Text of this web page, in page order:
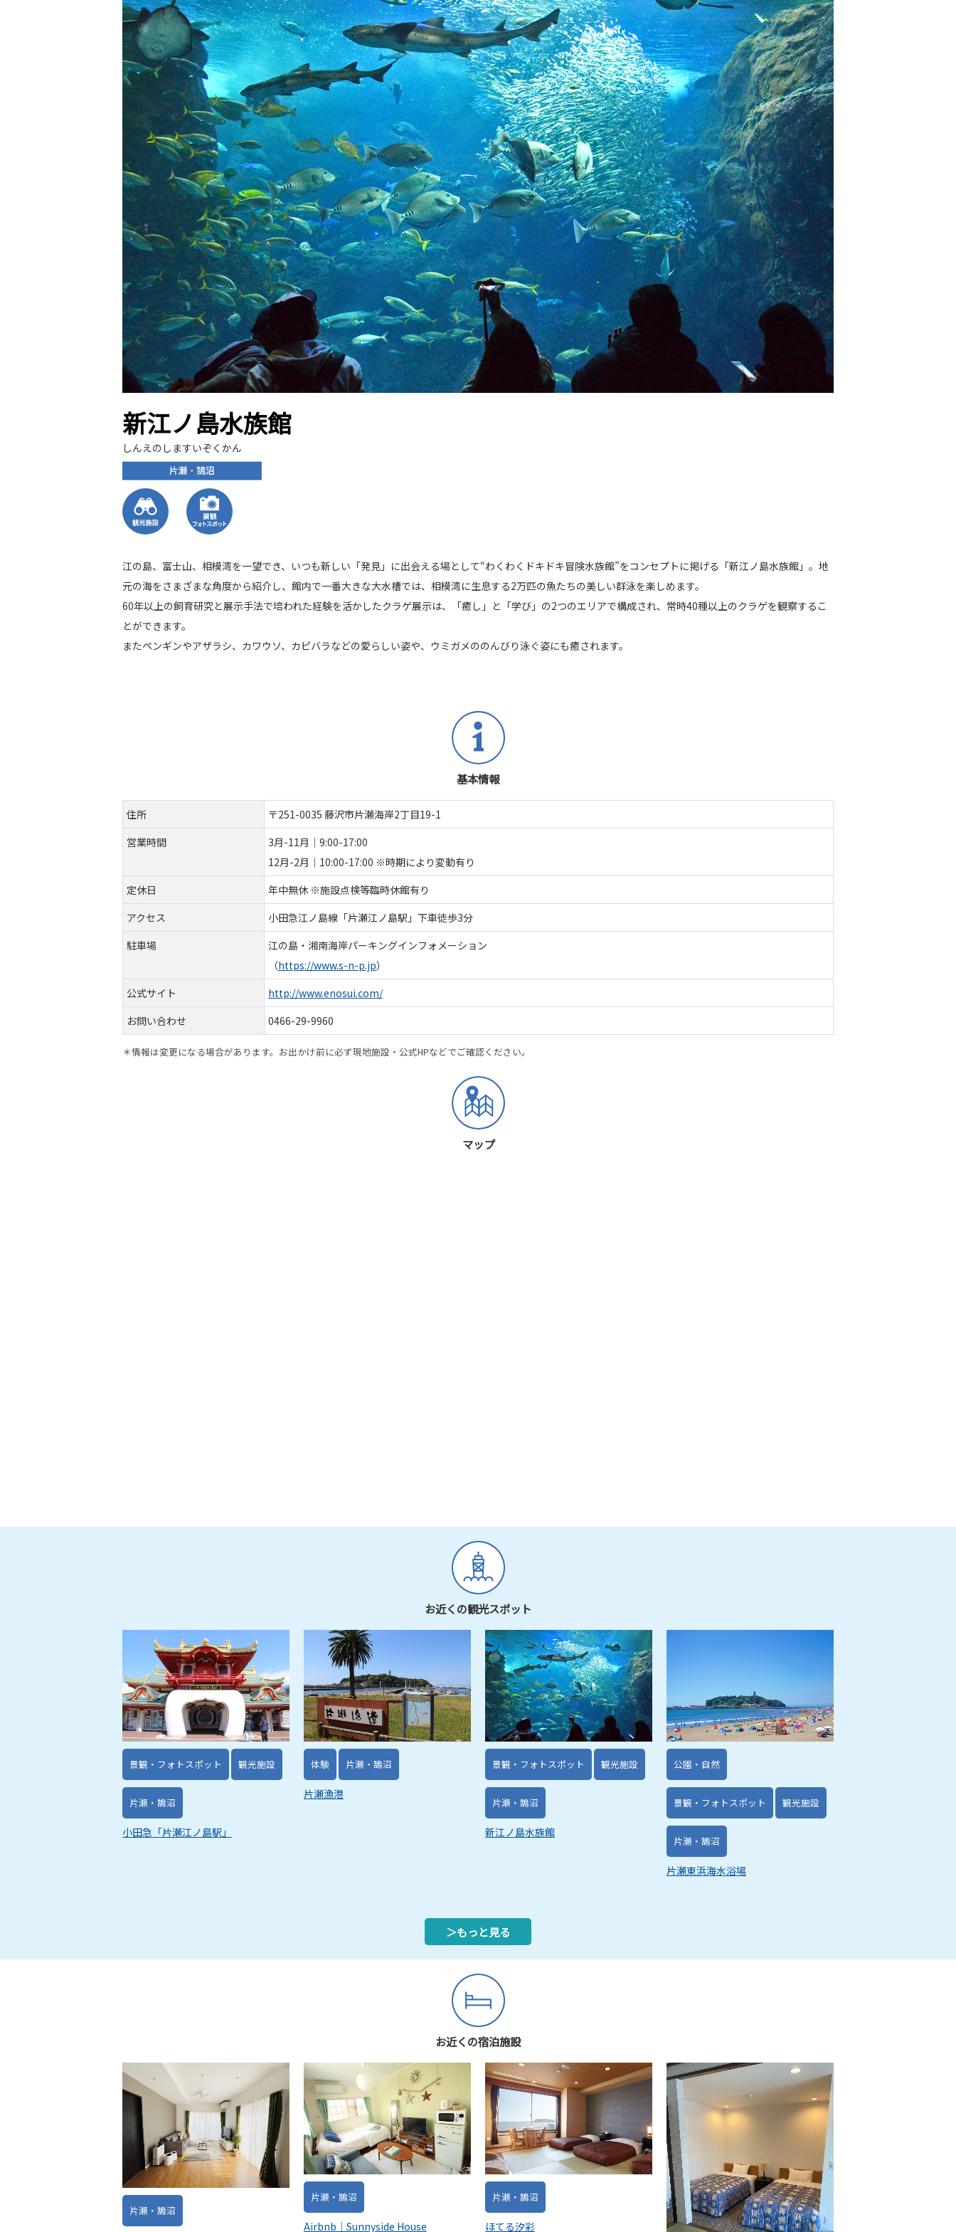
新江ノ島水族館
しんえのしますいぞくかん
江の島、富士山、相模湾を一望でき、いつも新しい「発見」に出会える場として“わくわくドキドキ冒険水族館”をコンセプトに掲げる「新江ノ島水族館」。地
元の海をさまざまな角度から紹介し、館内で一番大きな大水槽では、相模湾に生息する2万匹の魚たちの美しい群泳を楽しめます。
60年以上の飼育研究と展示手法で培われた経験を活かしたクラゲ展示は、「癒し」と「学び」の2つのエリアで構成され、常時40種以上のクラゲを観察するこ
とができます。
またペンギンやアザラシ、カワウソ、カピバラなどの愛らしい姿や、ウミガメののんびり泳ぐ姿にも癒されます。
基本情報
住所
〒251-0035 藤沢市片瀬海岸2丁目19-1
営業時間
3月-11月｜9:00-17:00
12月-2月｜10:00-17:00 ※時期により変動有り
定休日
年中無休 ※施設点検等臨時休館有り
アクセス
小田急江ノ島線「片瀬江ノ島駅」下車徒歩3分
駐車場
江の島・湘南海岸パーキングインフォメーション
（https://www.s-n-p.jp）
公式サイト
http://www.enosui.com/
お問い合わせ
0466-29-9960
＊情報は変更になる場合があります。お出かけ前に必ず現地施設・公式HPなどでご確認ください。
マップ
お近くの観光スポット
景観・フォトスポット 観光施設
片瀬・鵠沼
小田急「片瀬江ノ島駅」
体験 片瀬・鵠沼
片瀬漁港
景観・フォトスポット 観光施設
片瀬・鵠沼
新江ノ島水族館
公園・自然
景観・フォトスポット 観光施設
片瀬・鵠沼
片瀬東浜海水浴場
＞もっと見る
お近くの宿泊施設
片瀬・鵠沼
片瀬・鵠沼
Airbnb｜Sunnyside House
片瀬・鵠沼
ほてる汐彩